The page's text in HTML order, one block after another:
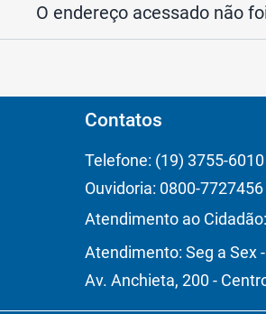
O endereço acessado não
Contatos
Telefone: (19) 3755-6010
Ouvidoria: 0800-7727456
Atendimento ao
Atendimento: Seg a Sex
Av. Anchieta, 200 -